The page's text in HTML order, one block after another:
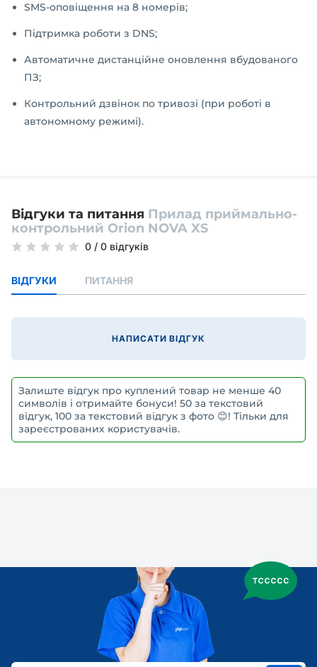
SMS-оповіщення на 8 номерів;
Підтримка роботи з DNS;
Автоматичне дистанційне оновлення вбудованого
ПЗ;
Контрольний дзвінок по тривозі (при роботі в
автономному режимі).
Відгуки та питання Прилад приймально-
контрольний Оrion NOVA XS
0 / 0 відгуків
ВІДГУКИ ПИТАННЯ
НАПИСАТИ ВІДГУК
Залиште відгук про куплений товар не менше 40
символів і отримайте бонуси! 50 за текстовий
відгук, 100 за текстовий відгук з фото 😊! Тільки для
зареєстрованих користувачів.